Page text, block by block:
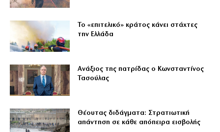
Το «επιτελικό» κράτος κάνει στάχτες
την Ελλάδα
Ανάξιος της πατρίδας ο Κωνσταντίνος
Τασούλας
Θέουτας διδάγματα: Στρατιωτική
απάντηση σε κάθε απόπειρα εισβολής